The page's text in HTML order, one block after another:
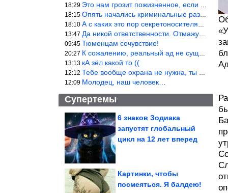
18:29 Это нам грозит пожизненное, если только грозно посмотреть в их с
18:15 Опять начались криминальные разборки аля 90е!
18:10 А с каких это пор секретоносителям положена охрана? Это его зада
13:47 Да никой ответственности. Отмажутся.
09:45 Тюменцам сочувствие!
20:27 К сожалению, реальный ад не существует.
13:13 кА зёл какой то ((
12:12 Тебе вообще охрана не нужна, ты никакой ценности не представляеш
12:09 Молодец, наш человек…
Супертемы
Физики смогли поймать
аргона,...
6 знаков Зодиака
запустят глобальный
цикл на 12 лет вперед
Картинки, чтобы
посмеяться. Я балдею!